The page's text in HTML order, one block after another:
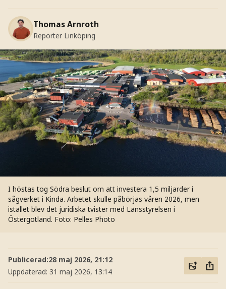
Thomas Arnroth
Reporter Linköping
I höstas tog Södra beslut om att investera 1,5 miljarder i
sågverket i Kinda. Arbetet skulle påbörjas våren 2026, men
istället blev det juridiska tvister med Länsstyrelsen i
Östergötland. Foto: Pelles Photo
Publicerad:28 maj 2026, 21:12
Uppdaterad: 31 maj 2026, 13:14